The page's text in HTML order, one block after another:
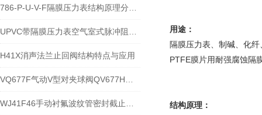
H41X消声法兰止回阀结构特点与应用
用途：
隔膜压力表、制碱、化
PTFE膜片用耐强腐蚀隔
结构原理：